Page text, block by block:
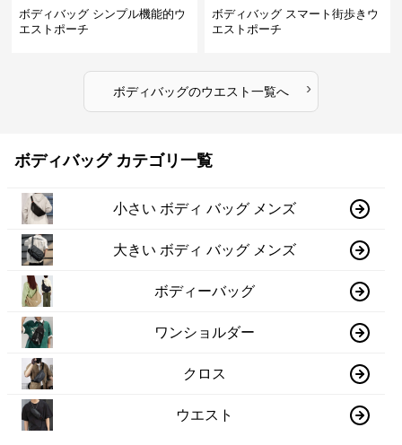
ボディバッグ シンプル機能的ウ
エストポーチ
ボディバッグ スマート街歩きウ
エストポーチ
ボディバッグのウエスト一覧へ ›
ボディバッグ カテゴリ一覧
小さい ボディ バッグ メンズ
大きい ボディ バッグ メンズ
ボディーバッグ
ワンショルダー
クロス
ウエスト